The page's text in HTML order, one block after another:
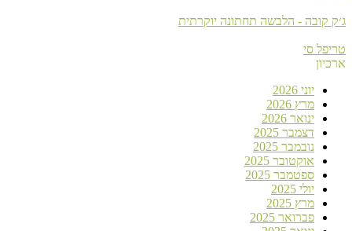
ג׳ק קובה - הלבשה תחתונה יוקרתית
טריפל סי
ארכיון
יוני 2026
מרץ 2026
ינואר 2026
דצמבר 2025
נובמבר 2025
אוקטובר 2025
ספטמבר 2025
יולי 2025
מרץ 2025
פברואר 2025